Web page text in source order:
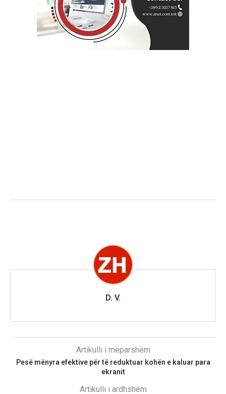
D. V.
Artikulli i mëparshëm
Pesë mënyra efektive për të reduktuar kohën e kaluar para
ekranit
Artikulli i ardhshëm